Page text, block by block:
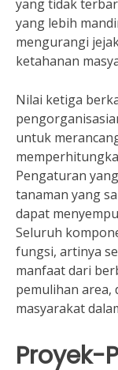
yang tidak
yang lebih
mengurangi
ketahanan
Nilai ketiga
untuk
Pengaturan
tanaman yang
dapat
Seluruh
fungsi, artinya
manfaat dari
pemulihan area,
masyarakat
Proyek-